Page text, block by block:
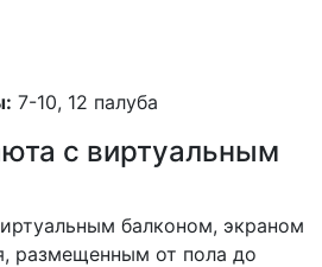
7-10, 12 палуба
с виртуальным
балконом, экраном
размещенным от пола до